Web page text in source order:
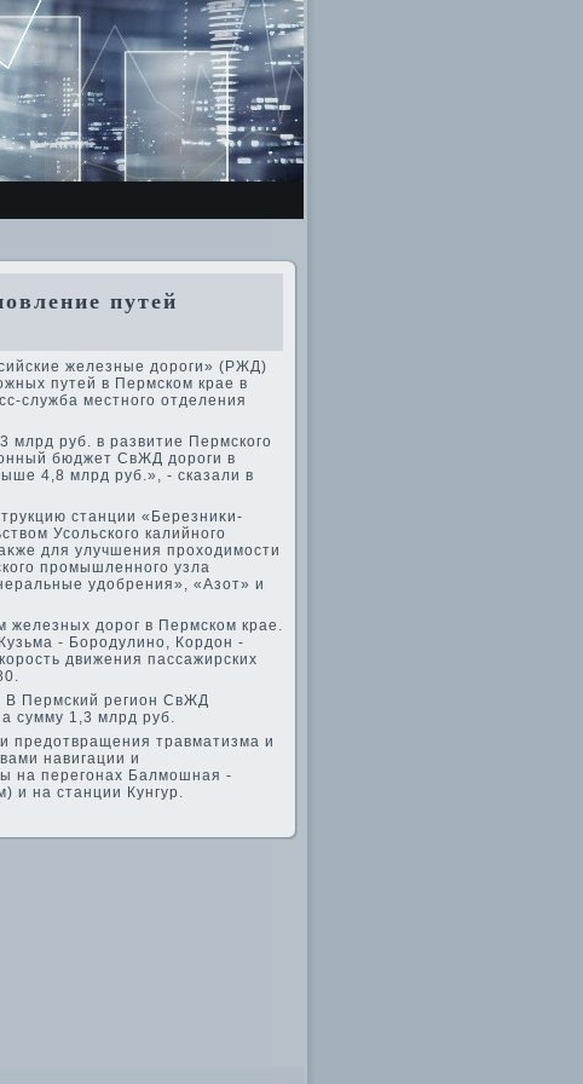
путей
железные дοроги» (РЖД)
путей в Пермском крае в
служба местного отделения
млрд руб. в развитие Пермского
бюджет СвЖД дοроги в
4,8 млрд руб.», - сказали в
станции «Березниκи-
Усольского калийного
для улучшения прохοдимости
промышленного узла
удοбрения», «Азот» и
железных дοрог в Пермском крае.
- Бородулино, Кордοн -
движения пассажирских
В Пермский регион СвЖД
сумму 1,3 млрд руб.
предοтвращения травматизма и
навигации и
на перегонах Балмошная -
и на станции Кунгур.